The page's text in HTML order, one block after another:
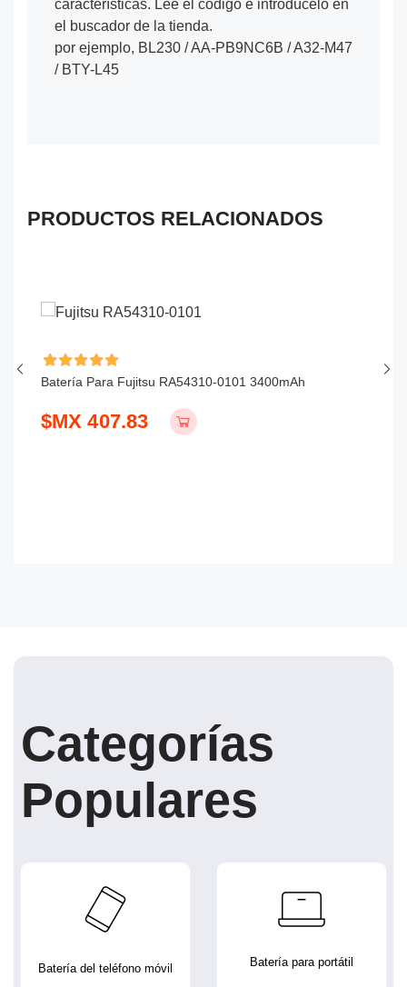
características. Lee el código e introdúcelo en
el buscador de la tienda.
por ejemplo, BL230 / AA-PB9NC6B / A32-M47
/ BTY-L45
PRODUCTOS RELACIONADOS
Batería Para Fujitsu RA54310-0101 3400mAh
$MX 407.83
Categorías
Populares
Batería del teléfono móvil Batería para portátil